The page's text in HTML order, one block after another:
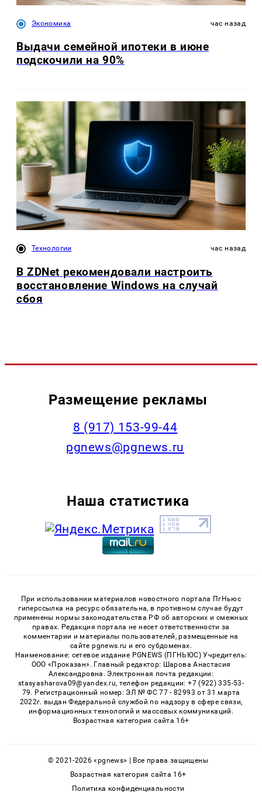
Экономика час назад
Выдачи семейной ипотеки в июне
подскочили на 90%
Технологии час назад
В ZDNet рекомендовали настроить
восстановление Windows на случай
сбоя
Размещение рекламы
‭8 (917) 153-99-44
pgnews@pgnews.ru
Наша статистика
При использовании материалов новостного портала ПгНьюс
гиперссылка на ресурс обязательна, в противном случае будут
применены нормы законодательства РФ об авторских и смежных
правах. Редакция портала не несет ответственности за
комментарии и материалы пользователей, размещенные на
сайте pgnews.ru и его субдоменах.
Наименование: сетевое издание PGNEWS (ПГНЬЮС) Учредитель:
ООО «Проказан». Главный редактор: Шарова Анастасия
Александровна. Электронная почта редакции:
stasyasharova09@yandex.ru, телефон редакции: +7 (922) 335-53-
79. Регистрационный номер: ЭЛ № ФС 77 - 82993 от 31 марта
2022г. выдан Федеральной службой по надзору в сфере связи,
информационных технологий и массовых коммуникаций.
Возрастная категория сайта 16+
© 2021-2026 «pgnews» | Все права защищены
Возрастная категория сайта 16+
Политика конфиденциальности